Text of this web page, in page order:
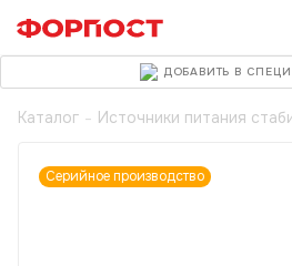
Каталог - Источники питания
Серийное производство
ДОБАВИТЬ В